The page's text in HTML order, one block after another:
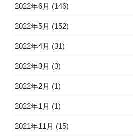
2022年6月 (146)
2022年5月 (152)
2022年4月 (31)
2022年3月 (3)
2022年2月 (1)
2022年1月 (1)
2021年11月 (15)